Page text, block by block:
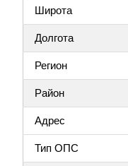
Широта
Долгота
Регион
Район
Адрес
Тип ОПС